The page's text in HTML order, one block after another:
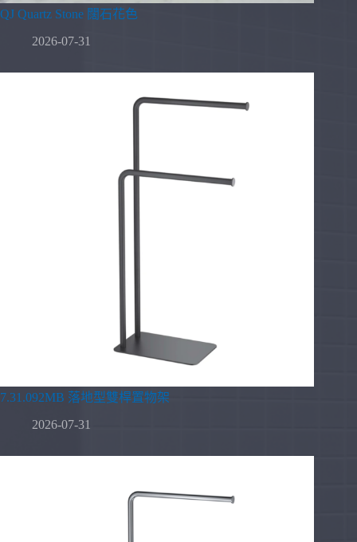
QJ Quartz Stone 闊石花色
2026-07-31
7.31.092MB 落地型雙桿置物架
2026-07-31